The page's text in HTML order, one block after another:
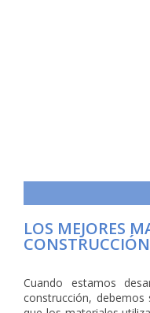
LOS MEJORES
Cuando estamos
construcción, debemos